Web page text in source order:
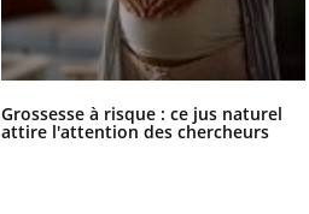
Grossesse à risque : ce jus naturel
attire l'attention des chercheurs